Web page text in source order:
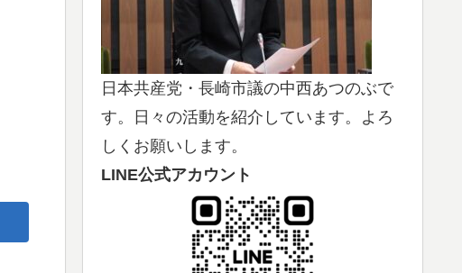
日本共産党・長崎市議の中西あつのぶで
す。日々の活動を紹介しています。よろ
しくお願いします。
LINE公式アカウント